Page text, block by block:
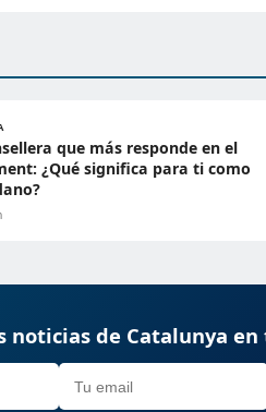
que más responde en el
¿Qué significa para ti como
noticias de Catalunya